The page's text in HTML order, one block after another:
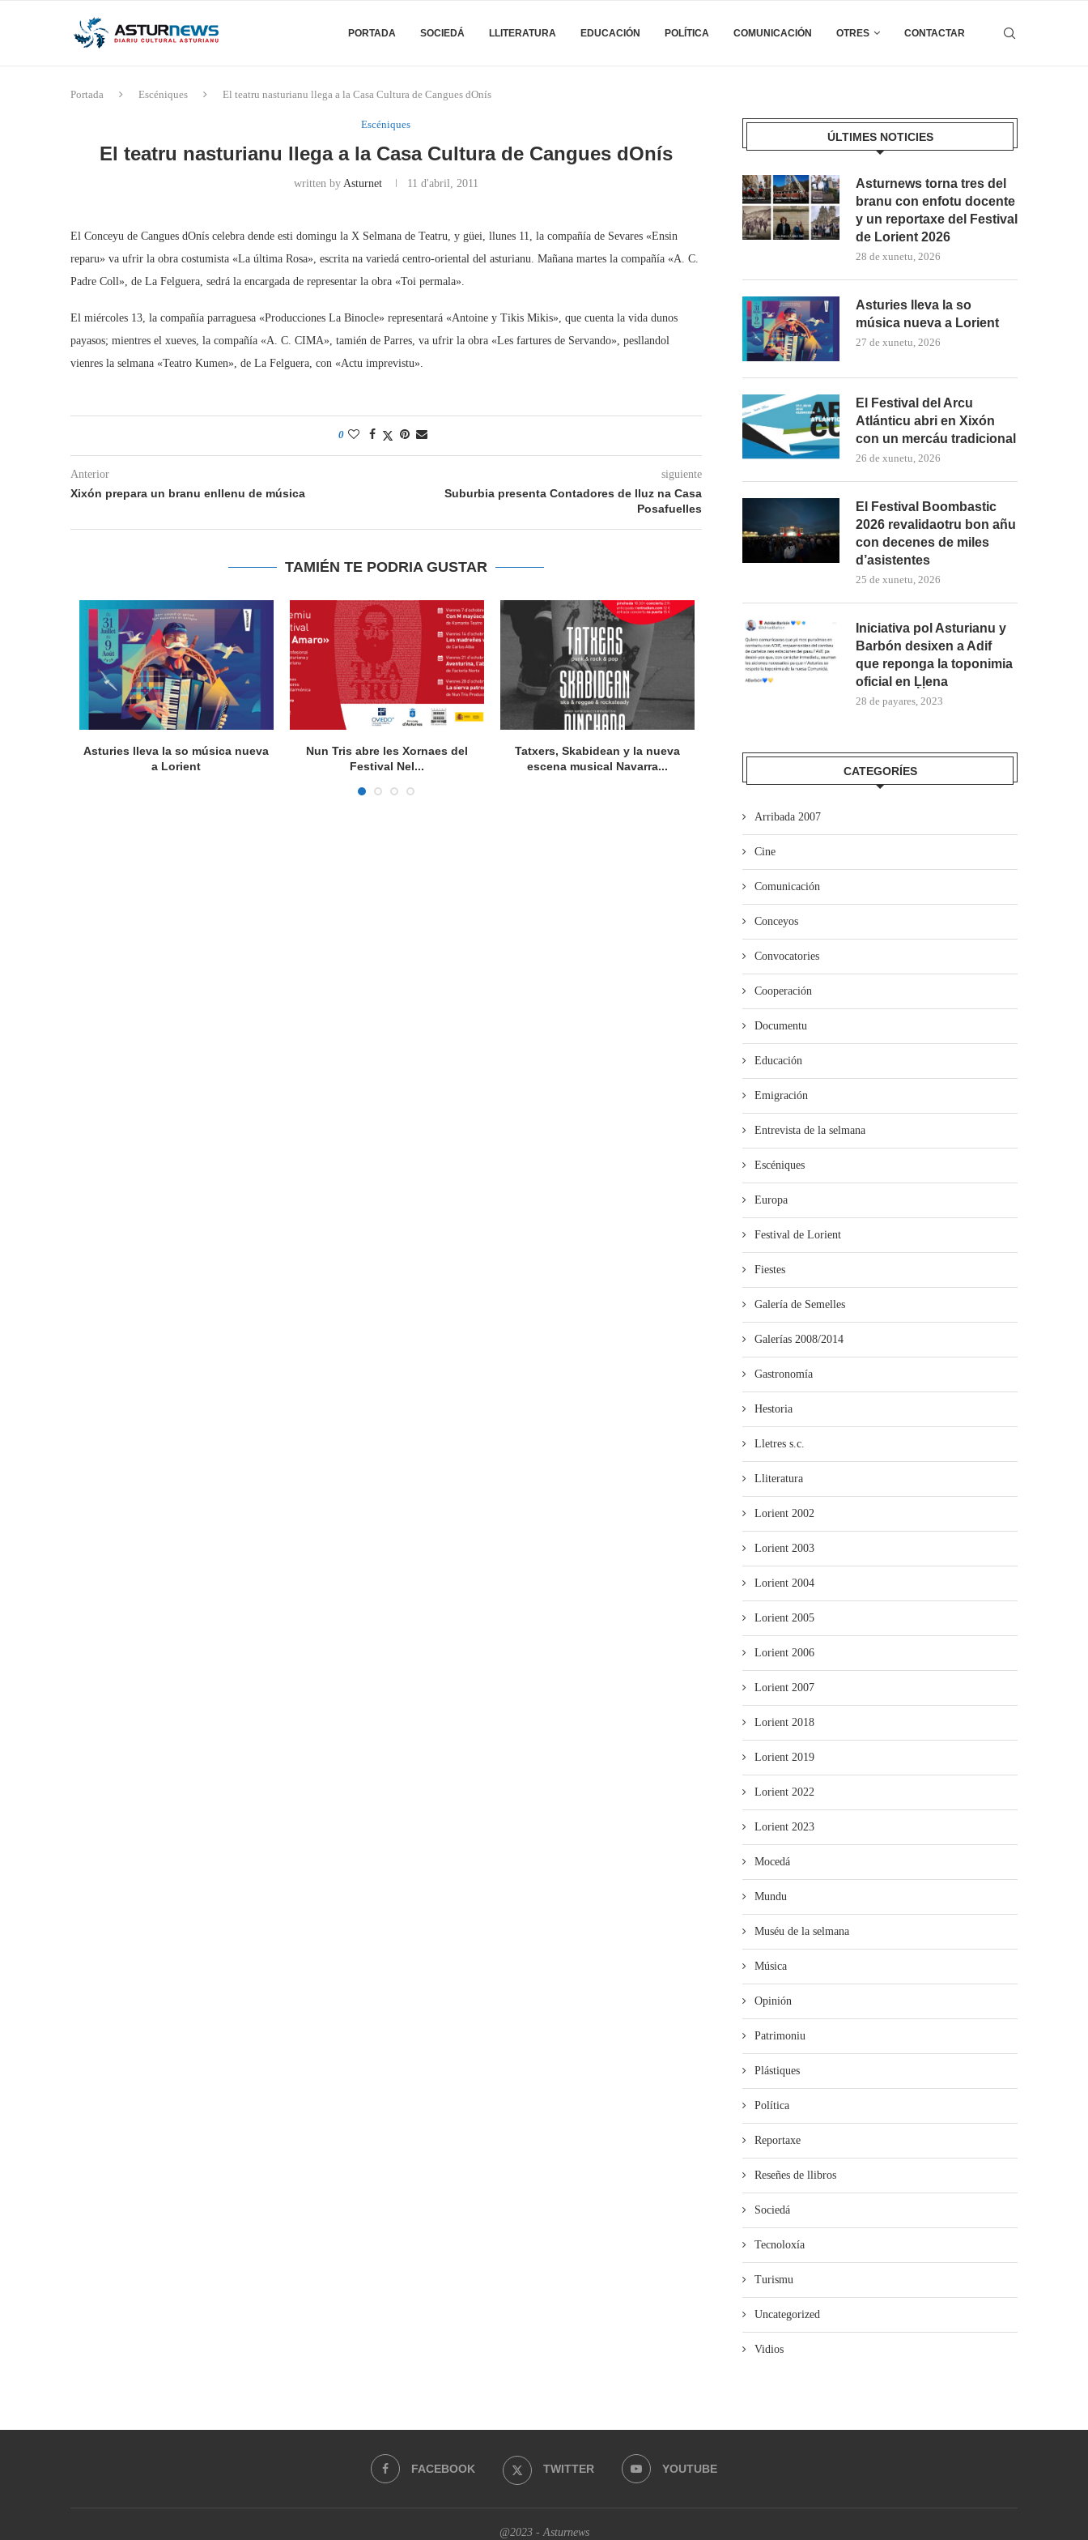
PORTADA SOCIEDÁ LLITERATURA EDUCACIÓN POLÍTICA COMUNICACIÓN OTRES CONTACTAR
Portada Escéniques El teatru nasturianu llega a la Casa Cultura de Cangues dOnís
Escéniques
El teatru nasturianu llega a la Casa Cultura de Cangues dOnís
written by Asturnet 11 d'abril, 2011
El Conceyu de Cangues dOnís celebra dende esti domingu la X Selmana de Teatru, y güei, llunes 11, la compañía de Sevares «Ensin
reparu» va ufrir la obra costumista «La última Rosa», escrita na variedá centro-oriental del asturianu. Mañana martes la compañía «A. C.
Padre Coll», de La Felguera, sedrá la encargada de representar la obra «Toi permala».
El miércoles 13, la compañía parraguesa «Producciones La Binocle» representará «Antoine y Tikis Mikis», que cuenta la vida dunos
payasos; mientres el xueves, la compañía «A. C. CIMA», tamién de Parres, va ufrir la obra «Les fartures de Servando», pesllandol
vienres la selmana «Teatro Kumen», de La Felguera, con «Actu imprevistu».
0
Anterior
Xixón prepara un branu enllenu de música
siguiente
Suburbia presenta Contadores de lluz na Casa
Posafuelles
TAMIÉN TE PODRIA GUSTAR
Asturies lleva la so música nueva
a Lorient
Nun Tris abre les Xornaes del
Festival Nel...
Tatxers, Skabidean y la nueva
escena musical Navarra...
El Grupu de Teatro San Félix de
Los estudiantes de Primaria
ÚLTIMES NOTICIES
Asturnews torna tres del
branu con enfotu docente
y un reportaxe del Festival
de Lorient 2026
28 de xunetu, 2026
Asturies lleva la so
música nueva a Lorient
27 de xunetu, 2026
El Festival del Arcu
Atlánticu abri en Xixón
con un mercáu tradicional
26 de xunetu, 2026
El Festival Boombastic
2026 revalidaotru bon añu
con decenes de miles
d’asistentes
25 de xunetu, 2026
Iniciativa pol Asturianu y
Barbón desixen a Adif
que reponga la toponimia
oficial en Ḷḷena
28 de payares, 2023
CATEGORÍES
Arribada 2007
Cine
Comunicación
Conceyos
Convocatories
Cooperación
Documentu
Educación
Emigración
Entrevista de la selmana
Escéniques
Europa
Festival de Lorient
Fiestes
Galería de Semelles
Galerías 2008/2014
Gastronomía
Hestoria
Lletres s.c.
Lliteratura
Lorient 2002
Lorient 2003
Lorient 2004
Lorient 2005
Lorient 2006
Lorient 2007
Lorient 2018
Lorient 2019
Lorient 2022
Lorient 2023
Mocedá
Mundu
Muséu de la selmana
Música
Opinión
Patrimoniu
Plástiques
Política
Reportaxe
Reseñes de llibros
Sociedá
Tecnoloxía
Turismu
Uncategorized
Vidios
FACEBOOK TWITTER YOUTUBE
@2023 - Asturnews